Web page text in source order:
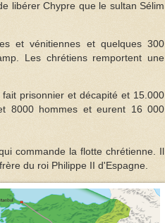
libérer Chypre que le sultan Sélim
et vénitiennes et quelques 300
Les chrétiens remportent une
prisonnier et décapité et 15.000
8000 hommes et eurent 16 000
commande la flotte chrétienne. Il
du roi Philippe II d'Espagne.